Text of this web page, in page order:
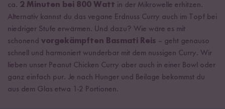
ca. 2 Minuten bei 800 Watt in der Mikrowelle erhitzen.
Alternativ kannst du das vegane Erdnuss Curry auch im Topf bei
niedriger Stufe erwärmen. Und dazu? Wie wäre es mit
schonend vorgekämpften Basmati Reis – geht genauso
schnell und harmoniert wunderbar mit dem nussigen Curry. Wir
lieben unser Peanut Chicken Curry aber auch in einer Bowl oder
ganz einfach pur. Je nach Hunger und Beilage bekommst du
aus dem Glas etwa 1-2 Portionen.